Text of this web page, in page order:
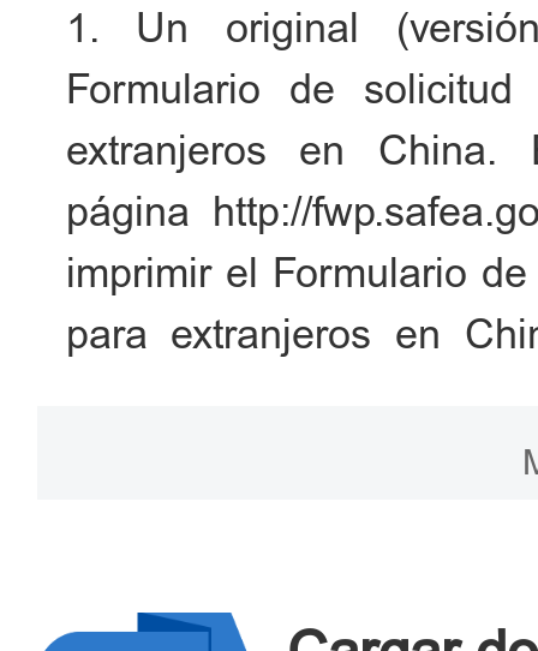
1. Un original
Formulario de
extranjeros en
página http://
imprimir el Formulario
para extranjeros en
sello oficial por